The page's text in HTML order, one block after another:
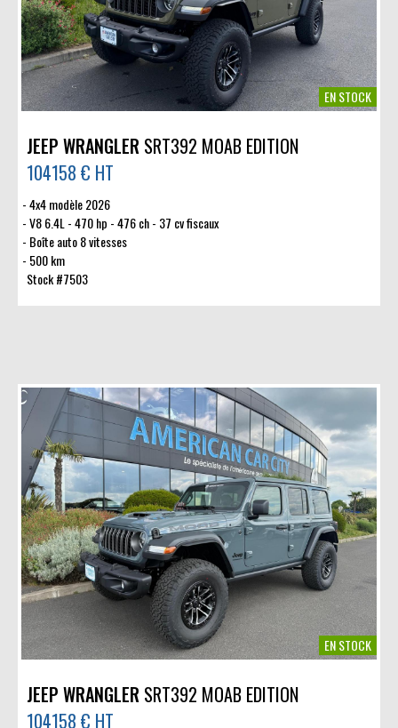
EN STOCK
JEEP WRANGLER SRT392 MOAB EDITION
104158 € HT
4x4 modèle 2026
V8 6.4L - 470 hp - 476 ch - 37 cv fiscaux
Boîte auto 8 vitesses
500 km
Stock #7503
EN STOCK
JEEP WRANGLER SRT392 MOAB EDITION
104158 € HT